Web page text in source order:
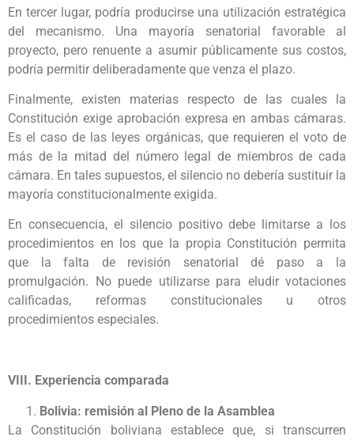
En tercer lugar, podría producirse una utilización estratégica
del mecanismo. Una mayoría senatorial favorable al
proyecto, pero renuente a asumir públicamente sus costos,
podría permitir deliberadamente que venza el plazo.
Finalmente, existen materias respecto de las cuales la
Constitución exige aprobación expresa en ambas cámaras.
Es el caso de las leyes orgánicas, que requieren el voto de
más de la mitad del número legal de miembros de cada
cámara. En tales supuestos, el silencio no debería sustituir la
mayoría constitucionalmente exigida.
En consecuencia, el silencio positivo debe limitarse a los
procedimientos en los que la propia Constitución permita
que la falta de revisión senatorial dé paso a la
promulgación. No puede utilizarse para eludir votaciones
calificadas, reformas constitucionales u otros
procedimientos especiales.
VIII. Experiencia comparada
Bolivia: remisión al Pleno de la Asamblea
La Constitución boliviana establece que, si transcurren